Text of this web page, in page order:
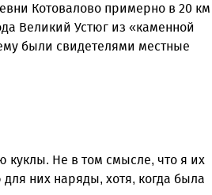
Котовалово примерно в 20 км
Великий Устюг из «каменной
были свидетелями местные
куклы. Не в том смысле, что я их
них наряды, хотя, когда была